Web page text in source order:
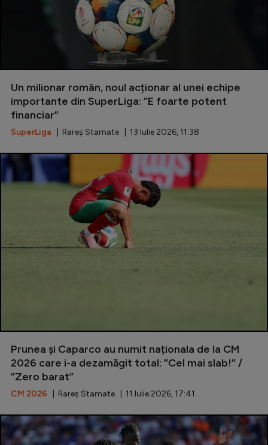
Un milionar român, noul acționar al unei echipe
importante din SuperLiga: ”E foarte potent
financiar”
SuperLiga | Rareș Stamate | 13 Iulie 2026, 11:38
Prunea și Caparco au numit naționala de la CM
2026 care i-a dezamăgit total: ”Cel mai slab!” /
”Zero barat”
CM 2026 | Rareș Stamate | 11 Iulie 2026, 17:41